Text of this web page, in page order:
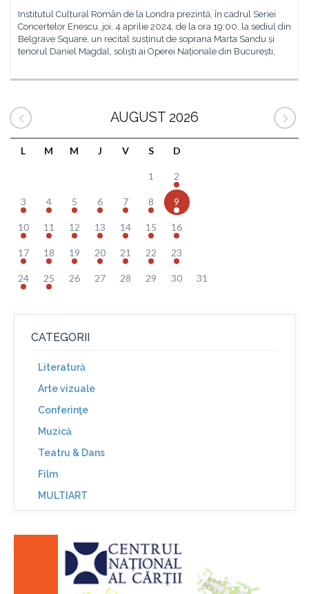
Institutul Cultural Român de la Londra prezintă, în cadrul Seriei
Concertelor Enescu, joi, 4 aprilie 2024, de la ora 19:00, la sediul din
Belgrave Square, un recital susținut de soprana Marta Sandu și
tenorul Daniel Magdal, soliști ai Operei Naționale din București,
AUGUST 2026
L M M J V S D
1 2
3 4 5 6 7 8 9
10 11 12 13 14 15 16
17 18 19 20 21 22 23
24 25 26 27 28 29 30 31
CATEGORII
Literatură
Arte vizuale
Conferinţe
Muzică
Teatru & Dans
Film
MULTIART